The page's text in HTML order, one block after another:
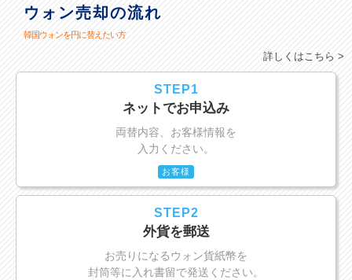
ウォン売却の流れ
韓国ウォンを円に替えたい方
詳しくはこちら >
STEP1
ネットでお申込み
両替内容、お客様情報を
入力ください。
お客様
STEP2
外貨を郵送
お売りになるウォン貨紙幣を
封筒等に入れ書留で発送ください。